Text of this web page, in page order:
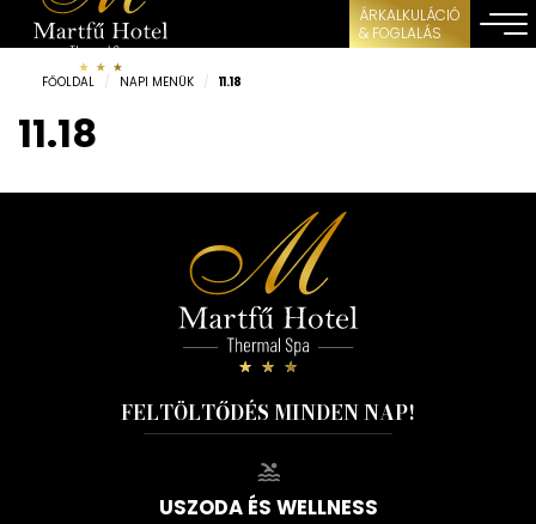
ÁRKALKULÁCIÓ
& FOGLALÁS
FŐOLDAL / NAPI MENÜK / 11.18
11.18
FELTÖLTŐDÉS MINDEN NAP!
USZODA ÉS WELLNESS